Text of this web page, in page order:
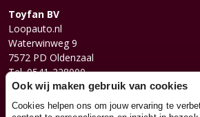
Toyfan BV
Loopauto.nl
Waterwinweg 9
7572 PD Oldenzaal
Tel. 0541-228000
Facebook
Instagram
Ook wij maken gebruik van cookies
Cookies helpen ons om jouw ervaring te